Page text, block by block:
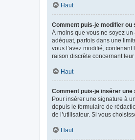
Haut
Comment puis-je modifier ou
À moins que vous ne soyez
adéquat, parfois dans une
vous l’avez modifié, contenant
raison discrète concernant
Haut
Comment puis-je insérer
Pour insérer une signature à
depuis le formulaire de
de l’utilisateur. Si vous
Haut